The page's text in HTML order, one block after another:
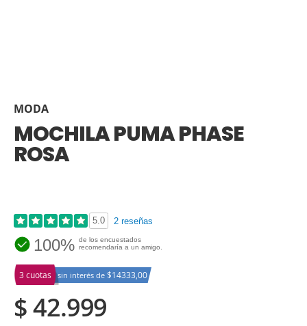
MODA
MOCHILA PUMA PHASE
ROSA
5.0 2 reseñas
100% de los encuestados
recomendaría a un amigo.
3 cuotas sin interés de $14333,00
$ 42.999